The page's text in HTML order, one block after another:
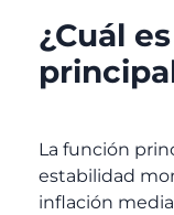
¿Cuál
La función
estabilidad
inflación